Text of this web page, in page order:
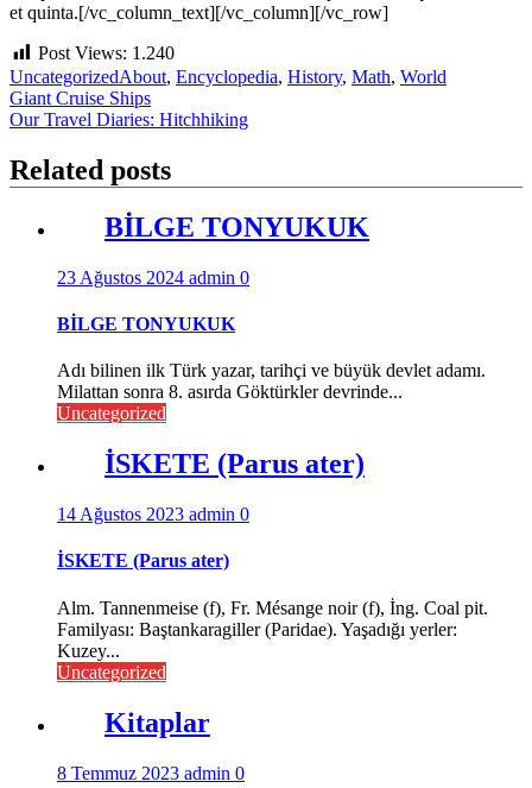
et quinta.[/vc_column_text][/vc_column][/vc_row]
Post Views: 1.240
UncategorizedAbout, Encyclopedia, History, Math, World
Yazı
gezinmesi
Giant Cruise Ships
Our Travel Diaries: Hitchhiking
Related posts
BİLGE TONYUKUK
23 Ağustos 2024 admin 0
BİLGE TONYUKUK
Adı bilinen ilk Türk yazar, tarihçi ve büyük devlet adamı.
Milattan sonra 8. asırda Göktürkler devrinde...
Uncategorized
İSKETE (Parus ater)
14 Ağustos 2023 admin 0
İSKETE (Parus ater)
Alm. Tannenmeise (f), Fr. Mésange noir (f), İng. Coal pit.
Familyası: Baştankaragiller (Paridae). Yaşadığı yerler:
Kuzey...
Uncategorized
Kitaplar
8 Temmuz 2023 admin 0